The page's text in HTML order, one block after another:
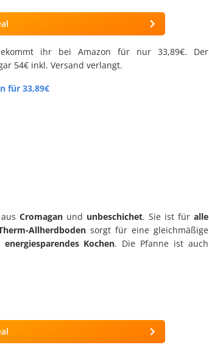
ihr bei Amazon für nur 33,89€. Der
54€ inkl. Versand verlangt.
für 33,89€
aus Cromaganund unbeschichet. Sie ist füralle
Allherdboden sorgt für eine gleichmäßige
energiesparendes Kochen. Die Pfanne ist auch